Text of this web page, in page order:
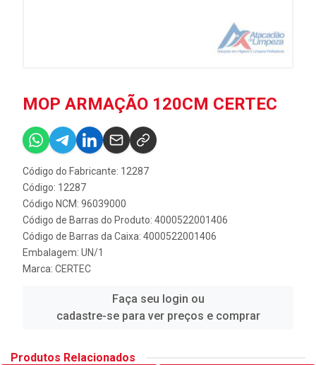
MOP ARMAÇÃO 120CM CERTEC
Código do Fabricante: 12287
Código: 12287
Código NCM: 96039000
Código de Barras do Produto: 4000522001406
Código de Barras da Caixa: 4000522001406
Embalagem: UN/1
Marca: CERTEC
Faça seu login ou
cadastre-se para ver preços e comprar
Produtos Relacionados